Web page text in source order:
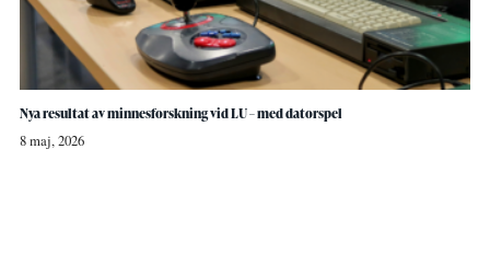
Nya resultat av minnesforskning vid LU – med datorspel
8 maj, 2026